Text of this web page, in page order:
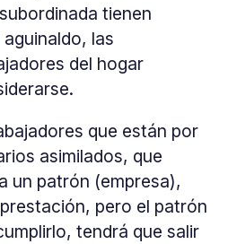
tienen
las
del hogar
que están por
asimilados, que
un patrón (empresa),
pero el patrón
tendrá que salir